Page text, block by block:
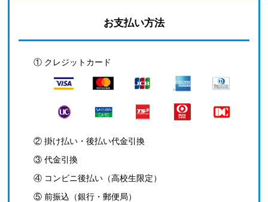
お支払い方法
① クレジットカード
② 掛け払い・後払い代金引換
③ 代金引換
④ コンビニ後払い（高校生限定）
⑤ 前振込（銀行・郵便局）